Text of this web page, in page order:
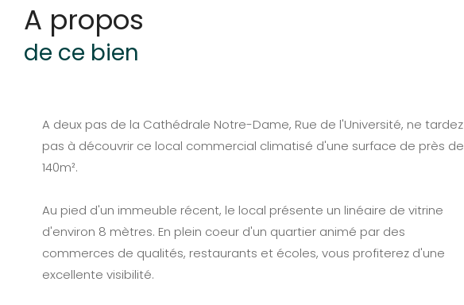
a propos
de ce bien
A deux pas de la Cathédrale Notre-Dame, Rue de l'Université, ne tardez
pas à découvrir ce local commercial climatisé d'une surface de près de
140m².
Au pied d'un immeuble récent, le local présente un linéaire de vitrine
d'environ 8 mètres. En plein coeur d'un quartier animé par des
commerces de qualités, restaurants et écoles, vous profiterez d'une
excellente visibilité.